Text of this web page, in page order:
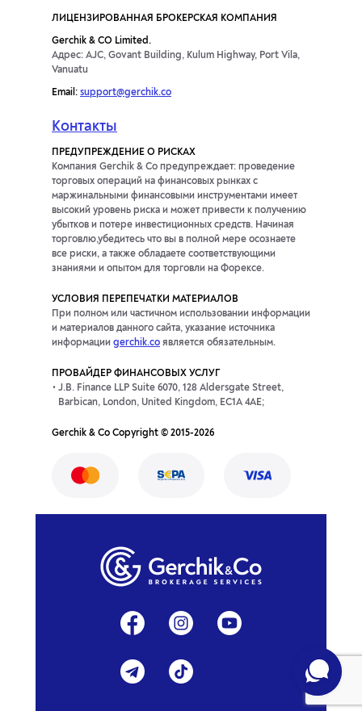
ЛИЦЕНЗИРОВАННАЯ БРОКЕРСКАЯ КОМПАНИЯ
Gerchik & CO Limited.
Адрес: AJC, Govant Building, Kulum Highway, Port Vila,
Vanuatu
Email: support@gerchik.co
Контакты
ПРЕДУПРЕЖДЕНИЕ О РИСКАХ
Компания Gerchik & Co предупреждает: проведение
торговых операций на финансовых рынках с
маржинальными финансовыми инструментами имеет
высокий уровень риска и может привести к получению
убытков и потере инвестиционных средств. Начиная
торговлю,убедитесь что вы в полной мере осознаете
все риски, а также обладаете соответствующими
знаниями и опытом для торговли на Форексе.
УСЛОВИЯ ПЕРЕПЕЧАТКИ МАТЕРИАЛОВ
При полном или частичном использовании информации
и материалов данного сайта, указание источника
информации gerchik.co является обязательным.
ПРОВАЙДЕР ФИНАНСОВЫХ УСЛУГ
J.B. Finance LLP Suite 6070, 128 Aldersgate Street,
Barbican, London, United Kingdom, EC1A 4AE;
Gerchik & Co Copyright © 2015-2026